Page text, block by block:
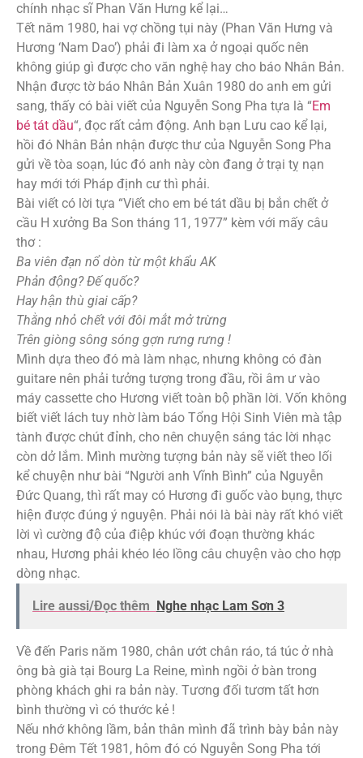
chính nhạc sĩ Phan Văn Hưng kể lại…
Tết năm 1980, hai vợ chồng tụi này (Phan Văn Hưng và
Hương ‘Nam Dao’) phải đi làm xa ở ngoại quốc nên
không giúp gì được cho văn nghệ hay cho báo Nhân Bản.
Nhận được tờ báo Nhân Bản Xuân 1980 do anh em gửi
sang, thấy có bài viết của Nguyễn Song Pha tựa là “Em
bé tát dầu“, đọc rất cảm động. Anh bạn Lưu cao kể lại,
hồi đó Nhân Bản nhận được thư của Nguyễn Song Pha
gửi về tòa soạn, lúc đó anh này còn đang ở trại tỵ nạn
hay mới tới Pháp định cư thì phải.
Bài viết có lời tựa “Viết cho em bé tát dầu bị bắn chết ở
cầu H xưởng Ba Son tháng 11, 1977” kèm với mấy câu
thơ :
Ba viên đạn nổ dòn từ một khẩu AK
Phản động? Đế quốc?
Hay hận thù giai cấp?
Thằng nhỏ chết với đôi mắt mở trừng
Trên giòng sông sóng gợn rưng rưng !
Mình dựa theo đó mà làm nhạc, nhưng không có đàn
guitare nên phải tưởng tượng trong đầu, rồi âm ư vào
máy cassette cho Hương viết toàn bộ phần lời. Vốn không
biết viết lách tuy nhờ làm báo Tổng Hội Sinh Viên mà tập
tành được chút đỉnh, cho nên chuyện sáng tác lời nhạc
còn dở lắm. Mình mường tượng bản này sẽ viết theo lối
kể chuyện như bài “Người anh Vĩnh Bình” của Nguyễn
Đức Quang, thì rất may có Hương đi guốc vào bụng, thực
hiện được đúng ý nguyện. Phải nói là bài này rất khó viết
lời vì cường độ của điệp khúc với đoạn thường khác
nhau, Hương phải khéo léo lồng câu chuyện vào cho hợp
dòng nhạc.
Lire aussi/Đọc thêm Nghe nhạc Lam Sơn 3
Về đến Paris năm 1980, chân ướt chân ráo, tá túc ở nhà
ông bà già tại Bourg La Reine, mình ngồi ở bàn trong
phòng khách ghi ra bản này. Tương đối tươm tất hơn
bình thường vì có thước kẻ !
Nếu nhớ không lầm, bản thân mình đã trình bày bản này
trong Đêm Tết 1981, hôm đó có Nguyễn Song Pha tới